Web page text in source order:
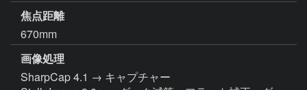
焦点距離
670mm
画像処理
SharpCap 4.1 → キャプチャー